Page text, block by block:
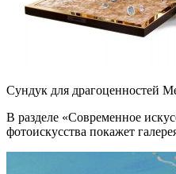
Сундук для драгоценностей
В разделе «Современное
фотоискусства покажет